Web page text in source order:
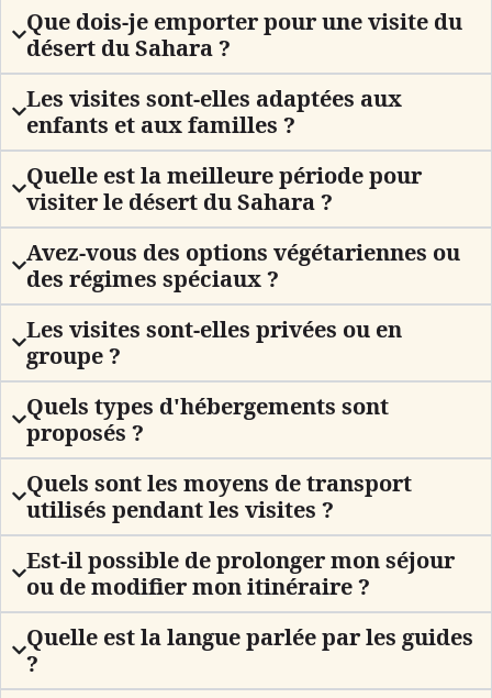
Que dois-je emporter pour une visite du
désert du Sahara ?
Les visites sont-elles adaptées aux
enfants et aux familles ?
Quelle est la meilleure période pour
visiter le désert du Sahara ?
Avez-vous des options végétariennes ou
des régimes spéciaux ?
Les visites sont-elles privées ou en
groupe ?
Quels types d'hébergements sont
proposés ?
Quels sont les moyens de transport
utilisés pendant les visites ?
Est-il possible de prolonger mon séjour
ou de modifier mon itinéraire ?
Quelle est la langue parlée par les guides
?